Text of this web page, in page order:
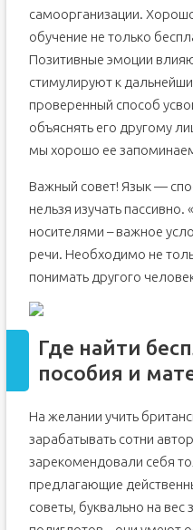
самоорганизации.
обучение не только
Позитивные эмоции
стимулируют к
проверенный способ
объяснять его другому
мы хорошо ее
Важный совет! Язык —
нельзя изучать
носителями – важное
речи. Необходимо не
понимать другого
Где найти
пособия и
На желании учить
зарабатывать сотни
зарекомендовали себя
предлагающие
советы, буквально на